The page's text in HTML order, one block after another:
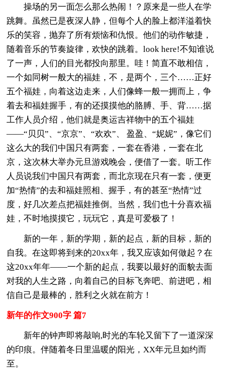
操场的另一面怎么那么热闹！？原来是一些人在学
跳舞。虽然已是夜深人静，但每个人的脸上都洋溢着快
乐的笑容，抛弃了所有烦恼和仇恨。他们的动作敏捷，
随着音乐的节奏旋律，欢快的跳着。look here!不知谁说
了一声，人们的目光都投向那里。哇！简直不敢相信，
一个如同树一般大的福娃，不，是两个，三个……正好
五个福娃，向着这边走来，人们像蜂一般一拥而上，争
着去和福娃握手，有的还摸摸他的胳膊、手、背……据
工作人员介绍，他们就是奥运吉祥物中的五个福娃
——“贝贝”、“京京”、“欢欢”、 盈盈、“妮妮”，像它们
这么大的我们中国只有两套，一套在香港，一套在北
京，这次林大举办元旦游戏晚会，便借了一套。听工作
人员说我们中国只有两套，而北京现在只有一套，便更
加“热情”的去和福娃照相、握手，有的甚至“热情”过
度，好几次差点把福娃推倒。当然，我们也十分喜欢福
娃，不时地摸摸它，玩玩它，真是可爱极了！
新的一年，新的学期，新的起点，新的目标，新的
自我。在这即将到来的20xx年，我又应该如何做起？在
这20xx年年——一个新的起点，我要以最好的面貌去面
对我的人生之路，向着自己的目标飞奔吧、前进吧，相
信自己是最棒的，胜利之火就在前方！
新年的作文900字 篇7
新年的钟声即将敲响,时光的车轮又留下了一道深深
的印痕。伴随着冬日里温暖的阳光，XX年元旦如约而
至。